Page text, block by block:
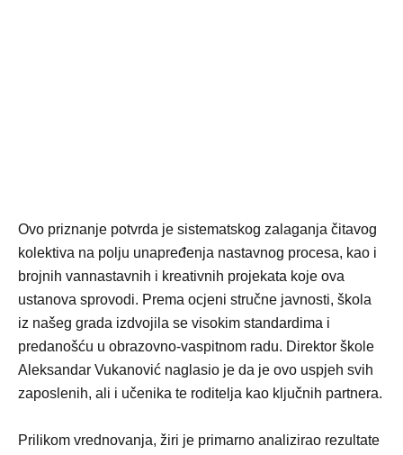
Ovo priznanje potvrda je sistematskog zalaganja čitavog
kolektiva na polju unapređenja nastavnog procesa, kao i
brojnih vannastavnih i kreativnih projekata koje ova
ustanova sprovodi. Prema ocjeni stručne javnosti, škola
iz našeg grada izdvojila se visokim standardima i
predanošću u obrazovno-vaspitnom radu. Direktor škole
Aleksandar Vukanović naglasio je da je ovo uspjeh svih
zaposlenih, ali i učenika te roditelja kao ključnih partnera.
Prilikom vrednovanja, žiri je primarno analizirao rezultate